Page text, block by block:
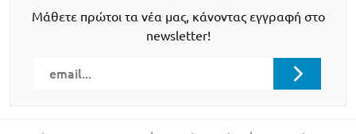
Μάθετε πρώτοι τα νέα μας, κάνοντας εγγραφή στο
newsletter!